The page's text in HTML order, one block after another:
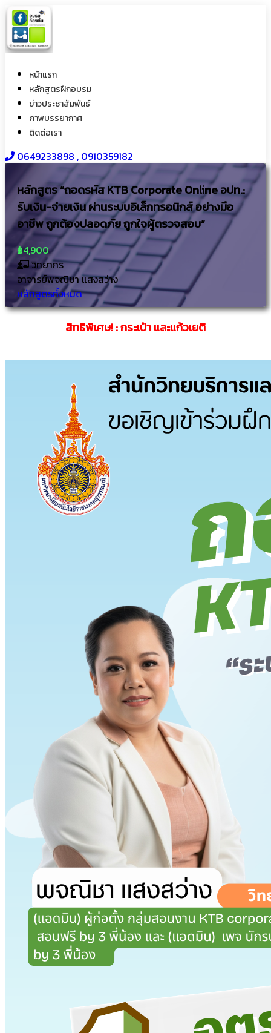
หน้าแรก
หลักสูตรฝึกอบรม
ข่าวประชาสัมพันธ์
ภาพบรรยากาศ
ติดต่อเรา
0649233898​ , 0910359182
หลักสูตร “ถอดรหัส KTB Corporate Online อปท.:
รับเงิน-จ่ายเงิน ผ่านระบบอิเล็กทรอนิกส์ อย่างมือ
อาชีพ ถูกต้องปลอดภัย ถูกใจผู้ตรวจสอบ”
฿4,900
วิทยากร
อาจารย์พจณิชา แสงสว่าง
หลักสูตรทั้งหมด
สิทธิพิเศษ! : กระเป๋า และแก้วเยติ